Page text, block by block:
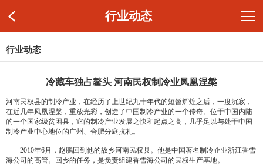
行业动态
行业动态
冷藏车独占鳌头 河南民权制冷业凤凰涅槃
河南民权县的制冷产业，在经历了上世纪九十年代的短暂辉煌之后，一度沉寂，
在近几年凤凰涅槃，重放光彩，创造了中国制冷产业的一个传奇。位于中国内陆
的一个国家级贫困县，它的制冷产业发展之快和起点之高，几乎足以与处于中国
制冷产业中心地位的广州、合肥分庭抗礼。
2010年6月，赵鹏回到他的故乡河南民权县。他是中国著名制冷企业浙江香雪
海公司的高管。回乡的任务，是负责组建香雪海公司的民权生产基地。